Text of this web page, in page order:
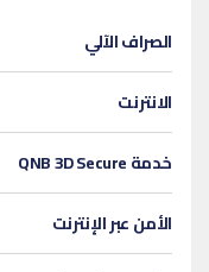
الصراف الآلي
الانترنت
خدمة QNB 3D Secure
الأمن عبر الإنترنت